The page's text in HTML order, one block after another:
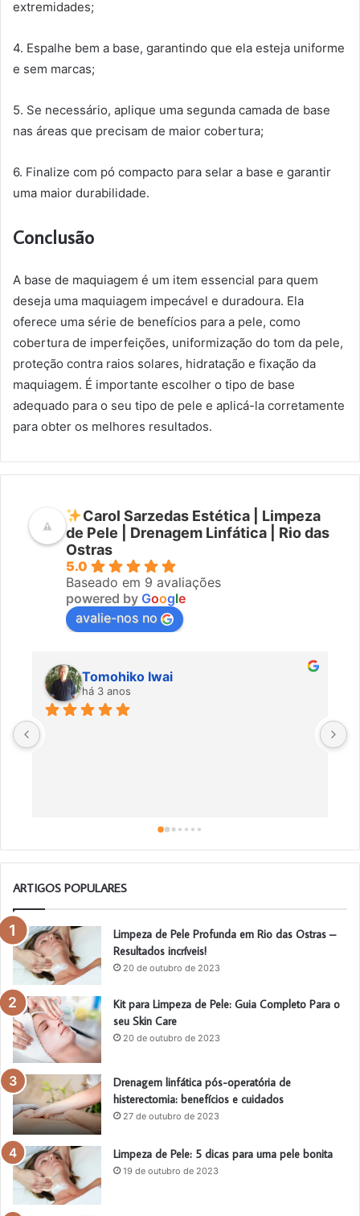
extremidades;
4. Espalhe bem a base, garantindo que ela esteja uniforme
e sem marcas;
5. Se necessário, aplique uma segunda camada de base
nas áreas que precisam de maior cobertura;
6. Finalize com pó compacto para selar a base e garantir
uma maior durabilidade.
Conclusão
A base de maquiagem é um item essencial para quem
deseja uma maquiagem impecável e duradoura. Ela
oferece uma série de benefícios para a pele, como
cobertura de imperfeições, uniformização do tom da pele,
proteção contra raios solares, hidratação e fixação da
maquiagem. É importante escolher o tipo de base
adequado para o seu tipo de pele e aplicá-la corretamente
para obter os melhores resultados.
Carol Sarzedas Estética | Limpeza
de Pele | Drenagem Linfática | Rio das
Ostras
5.0
Baseado em 9 avaliações
powered by Google
avalie-nos no
Tomohiko Iwai
há 3 anos
ARTIGOS POPULARES
Limpeza de Pele Profunda em Rio das Ostras –
Resultados incríveis!
20 de outubro de 2023
Kit para Limpeza de Pele: Guia Completo Para o
seu Skin Care
20 de outubro de 2023
Drenagem linfática pós-operatória de
histerectomia: benefícios e cuidados
27 de outubro de 2023
Limpeza de Pele: 5 dicas para uma pele bonita
19 de outubro de 2023